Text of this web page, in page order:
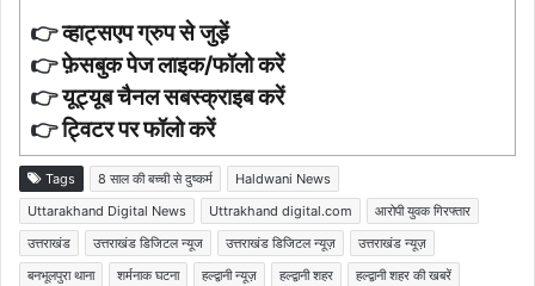
👉व्हाट्सएप ग्रुप से जुड़ें
👉फ़ेसबुक पेज लाइक/फॉलो करें
👉यूट्यूब चैनल सबस्क्राइब करें
👉ट्विटर पर फॉलो करें
Tags 8 साल की बच्ची से दुष्कर्म
Haldwani News
Uttarakhand Digital News
Uttrakhand digital.com
आरोपी युवक गिरफ्तार
उत्तराखंड
उत्तराखंड डिजिटल न्यूज उत्तराखंड डिजिटल न्यूज़
उत्तराखंड न्यूज़
बनभूलपुरा थाना
शर्मनाक घटना हल्द्वानी न्यूज़ हल्द्वानी शहर हल्द्वानी शहर की खबरें